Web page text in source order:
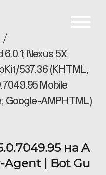
Nexus 5X
537.36 (KHTML,
Mobile
Google-AMPHTML)
на A
Agent | Bot Gu